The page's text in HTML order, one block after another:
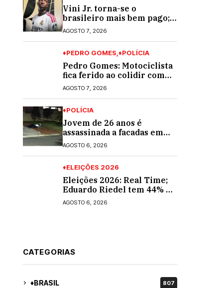
Vini Jr. torna-se o
brasileiro mais bem pago;
veja o top 10
AGOSTO 7, 2026
♦PEDRO GOMES ♦POLÍCIA
Pedro Gomes: Motociclista
fica ferido ao colidir com
automóvel na Av. Diva
Araújo; ele não tinha CNH
AGOSTO 7, 2026
♦POLÍCIA
Jovem de 26 anos é
assassinada a facadas em
Rio Verde de Mato Grosso;
suspeito é procurado
AGOSTO 6, 2026
♦ELEIÇÕES 2026
Eleições 2026: Real Time;
Eduardo Riedel tem 44% e
Fábio Trad, 25%, no 1º
turno para o governo do
AGOSTO 6, 2026
CATEGORIAS
♦BRASIL 807